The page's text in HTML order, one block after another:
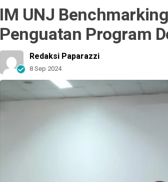
IM UNJ
Penguatan Program
Redaksi Paparazzi
8 Sep 2024